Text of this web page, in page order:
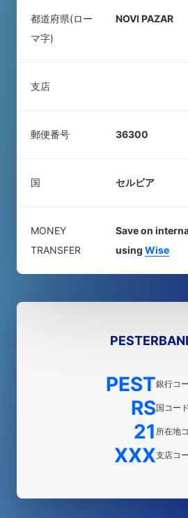
都道府県(ロー
マ字)
NOVI PAZAR
支店
郵便番号 36300
国 セルビア
MONEY
TRANSFER
Save on
using Wise
PEST銀行コ
RS国コード
21 所在地
XXX支店コ